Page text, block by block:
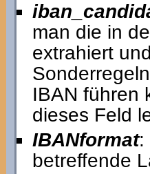
man die in
extrahiert
IBAN führen
dieses Feld
IBANformat:
betreffende